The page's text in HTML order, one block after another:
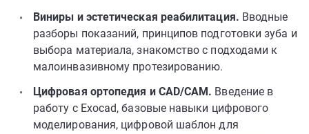
Виниры и эстетическая реабилитация. Вводные
разборы показаний, принципов подготовки зуба и
выбора материала, знакомство с подходами к
малоинвазивному протезированию.
Цифровая ортопедия и CAD/CAM. Введение в
работу с Exocad, базовые навыки цифрового
моделирования, цифровой шаблон для